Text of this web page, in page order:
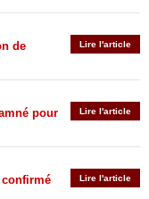
Lire l'article
de
Lire l'article
pour
Lire l'article
confirmé